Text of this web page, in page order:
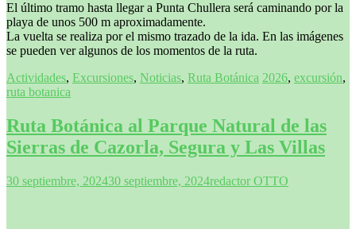
El último tramo hasta llegar a Punta Chullera será caminando por la
playa de unos 500 m aproximadamente.
La vuelta se realiza por el mismo trazado de la ida. En las imágenes
se pueden ver algunos de los momentos de la ruta.
Actividades, Excursiones, Noticias, Ruta Botánica 2026, excursión,
ruta botanica
Ruta Botánica al Parque Natural de las
Sierras de Cazorla, Segura y Las Villas
30 septiembre, 202430 septiembre, 2024redactor OTTO